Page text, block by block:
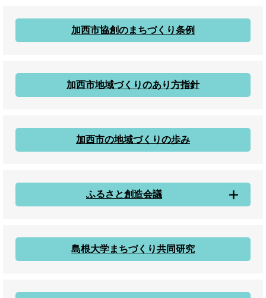
加西市協創のまちづくり条例
加西市地域づくりのあり方指針
加西市の地域づくりの歩み
ふるさと創造会議
島根大学まちづくり共同研究